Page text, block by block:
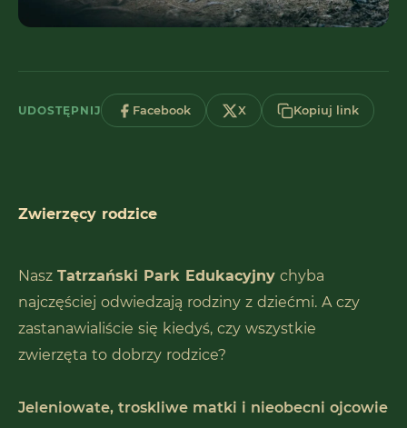
UDOSTĘPNIJ Facebook X Kopiuj link
Zwierzęcy rodzice
Nasz Tatrzański Park Edukacyjny chyba
najczęściej odwiedzają rodziny z dziećmi. A czy
zastanawialiście się kiedyś, czy wszystkie
zwierzęta to dobrzy rodzice?
Jeleniowate, troskliwe matki i nieobecni ojcowie